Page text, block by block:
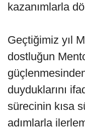
kazanımlarla
Geçtiğimiz yıl
dostluğun
duyduklarını
sürecinin kısa
adımlarla